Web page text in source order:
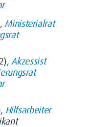
Ministerialrat
Akzessist
Hilfsarbeiter